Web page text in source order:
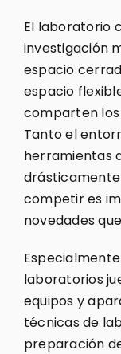
El laboratorio
investigación
espacio
espacio
comparten
Tanto el
herramientas
competir es
novedades
laboratorios
equipos y
técnicas de
preparación